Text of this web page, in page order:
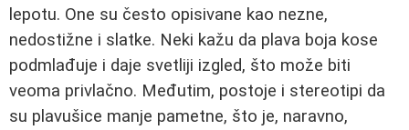
lepotu. One su često opisivane kao nezne,
nedostižne i slatke. Neki kažu da plava boja kose
podmlađuje i daje svetliji izgled, što može biti
veoma privlačno. Međutim, postoje i stereotipi da
su plavušice manje pametne, što je, naravno,